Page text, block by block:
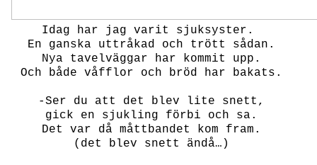
Idag har jag varit sjuksyster.
En ganska uttråkad och trött sådan.
Nya tavelväggar har kommit upp.
Och både våfflor och bröd har bakats.
-Ser du att det blev lite snett,
gick en sjukling förbi och sa.
Det var då måttbandet kom fram.
(det blev snett ändå…)